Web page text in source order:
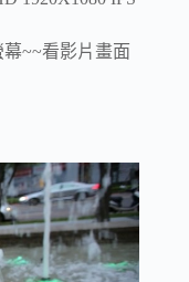
~~看影片畫面